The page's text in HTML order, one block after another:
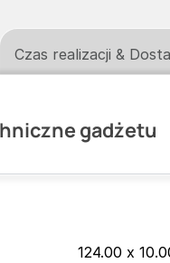
gadżetu
124.00 x
Czas realizacji &